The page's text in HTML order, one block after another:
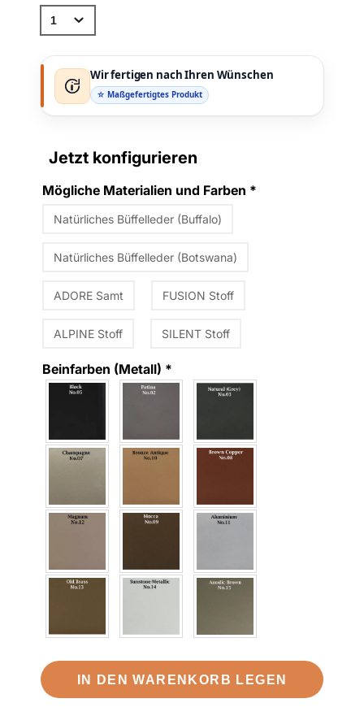
Wir fertigen nach Ihren Wünschen
☆ Maßgefertigtes Produkt
Jetzt konfigurieren
Mögliche Materialien und Farben *
Natürliches Büffelleder (Buffalo)
Natürliches Büffelleder (Botswana)
ADORE Samt FUSION Stoff
ALPINE Stoff SILENT Stoff
Beinfarben (Metall) *
IN DEN WARENKORB LEGEN